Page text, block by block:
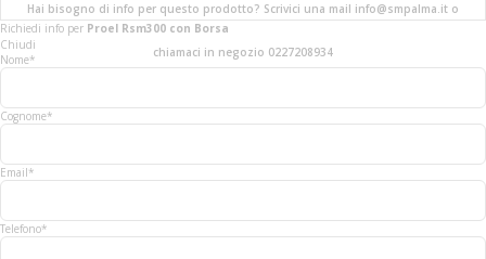
Hai bisogno di info per questo prodotto? Scrivici una mail info@smpalma.it o
chiamaci in negozio 0227208934
Richiedi info per Proel Rsm300 con Borsa
Chiudi
Nome*
Cognome*
Email*
Telefono*